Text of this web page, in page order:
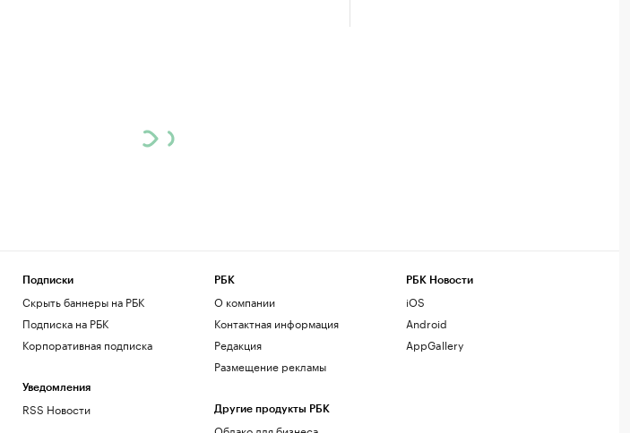
Подписки
Скрыть баннеры на РБК
Подписка на РБК
Корпоративная подписка
Уведомления
RSS Новости
РБК
О компании
Контактная информация
Редакция
Размещение рекламы
Другие продукты РБК
РБК Новости
iOS
Android
AppGallery